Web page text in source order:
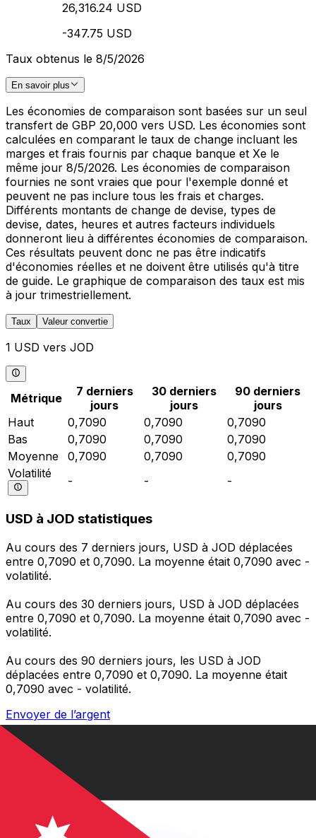
26,316.24 USD
-347.75 USD
Taux obtenus le 8/5/2026
En savoir plus
Les économies de comparaison sont basées sur un seul
transfert de GBP 20,000 vers USD. Les économies sont
calculées en comparant le taux de change incluant les
marges et frais fournis par chaque banque et Xe le
même jour 8/5/2026. Les économies de comparaison
fournies ne sont vraies que pour l'exemple donné et
peuvent ne pas inclure tous les frais et charges.
Différents montants de change de devise, types de
devise, dates, heures et autres facteurs individuels
donneront lieu à différentes économies de comparaison.
Ces résultats peuvent donc ne pas être indicatifs
d'économies réelles et ne doivent être utilisés qu'à titre
de guide. Le graphique de comparaison des taux est mis
à jour trimestriellement.
Taux Valeur convertie
1 USD vers JOD
Métrique
7 derniers
jours
30 derniers
jours
90 derniers
jours
Haut
0,7090 0,7090
0,7090
Bas
0,7090 0,7090
0,7090
Moyenne
0,7090 0,7090
0,7090
Volatilité
- - -
USD à JOD statistiques
Au cours des 7 derniers jours, USD à JOD déplacées
entre 0,7090 et 0,7090. La moyenne était 0,7090 avec -
volatilité.
Au cours des 30 derniers jours, USD à JOD déplacées
entre 0,7090 et 0,7090. La moyenne était 0,7090 avec -
volatilité.
Au cours des 90 derniers jours, les USD à JOD
déplacées entre 0,7090 et 0,7090. La moyenne était
0,7090 avec - volatilité.
Envoyer de l’argent
Gérez votre argent et vos devises lorsque vous
êtes en déplacement
L'application Xe réunit toutes les fonctionnalités
nécessaires pour vos transferts d'argent internationaux
et la gestion de vos devises. Convertissez des devises,
programmez des alertes de taux et transférez de